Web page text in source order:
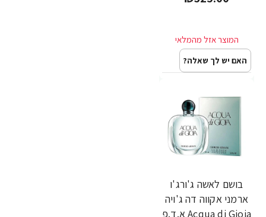
האם יש לך שאלה?
בושם לאשה ג'ורג'ו
ארמני אקווה דה ג'ויה
Acqua di Gioia א.ד.פ